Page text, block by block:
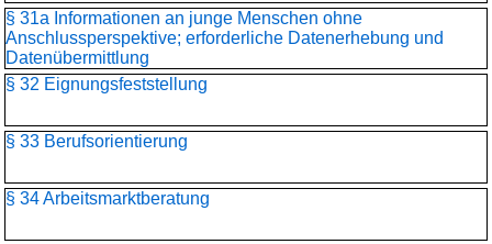
§ 31a Informationen an junge Menschen ohne
Anschlussperspektive; erforderliche Datenerhebung und
Datenübermittlung
§ 32 Eignungsfeststellung
§ 33 Berufsorientierung
§ 34 Arbeitsmarktberatung